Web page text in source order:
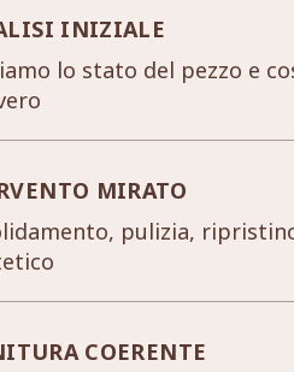
INIZIALE
lo stato del pezzo e
MIRATO
pulizia,
COERENTE